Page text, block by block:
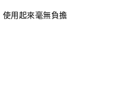
用起來毫無負擔